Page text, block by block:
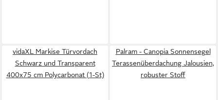
vidaXL Markise Türvordach
Schwarz und Transparent
400x75 cm Polycarbonat (1-St)
Palram - Canopia Sonnensegel
Terassenüberdachung Jalousien,
robuster Stoff